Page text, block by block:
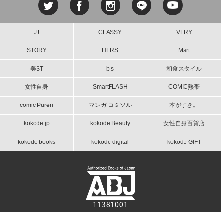
JJ CLASSY. VERY
STORY HERS Mart
美ST bis 和食スタイル
女性自身 SmartFLASH COMIC熱帯
comic Pureri マンガ コミソル 本がすき。
kokode.jp kokode Beauty 女性自身百貨店
kokode books kokode digital kokode GIFT